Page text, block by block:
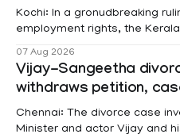
Kochi: In a gronudbreaking
employment rights, the
female contractual staff
projects are eligible for paid
hysterectomy surgery under
(KSR). The court noted that since essential benefits like
maternity
07 Aug 2026
Vijay-Sangeetha
withdraws petition,
Chennai: The divorce case
Minister and actor Vijay and